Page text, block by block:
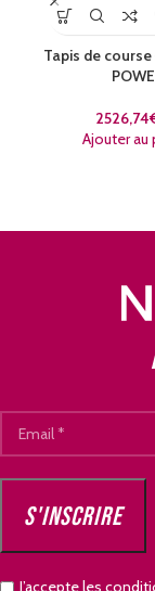
Tapis de
2526,74
Ajouter au
J’accepte les